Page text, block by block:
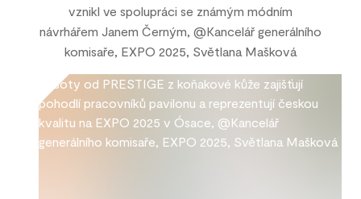
vznikl ve spolupráci se známým módním
návrhářem Janem Černým, @Kancelář generálního
komisaře, EXPO 2025, Světlana Mašková